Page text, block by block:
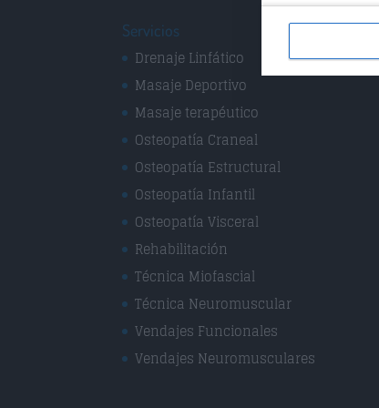
Servicios
Drenaje Linfático
Masaje Deportivo
Masaje terapéutico
Osteopatía Craneal
Osteopatía Estructural
Osteopatía Infantil
Osteopatía Visceral
Rehabilitación
Técnica Miofascial
Técnica Neuromuscular
Vendajes Funcionales
Vendajes Neuromusculares